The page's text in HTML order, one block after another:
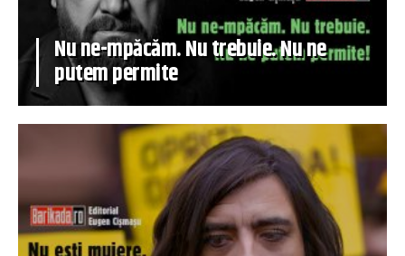
Nu ne-mpăcăm. Nu trebuie. Nu ne
putem permite